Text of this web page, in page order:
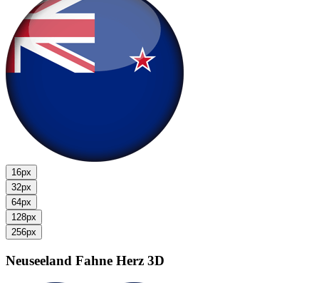
16px
32px
64px
128px
256px
Neuseeland Fahne Herz 3D